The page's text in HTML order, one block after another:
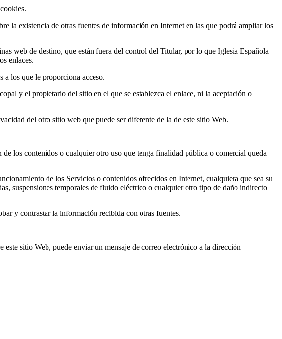
la existencia de otras fuentes de información en Internet en las que podrá ampliar los
web de destino, que están fuera del control del Titular, por lo que Iglesia Española
enlaces.
a los que le proporciona acceso.
y el propietario del sitio en el que se establezca el enlace, ni la aceptación o
del otro sitio web que puede ser diferente de la de este sitio Web.
los contenidos o cualquier otro uso que tenga finalidad pública o comercial queda
de los Servicios o contenidos ofrecidos en Internet, cualquiera que sea su
suspensiones temporales de fluido eléctrico o cualquier otro tipo de daño indirecto
y contrastar la información recibida con otras fuentes.
sitio Web, puede enviar un mensaje de correo electrónico a la dirección